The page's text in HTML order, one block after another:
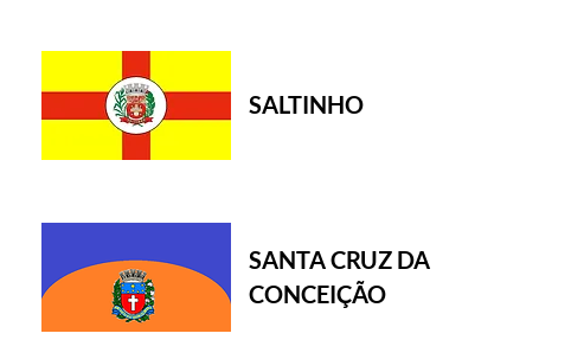
SALTINHO
SANTA CRUZ DA
CONCEIÇÃO